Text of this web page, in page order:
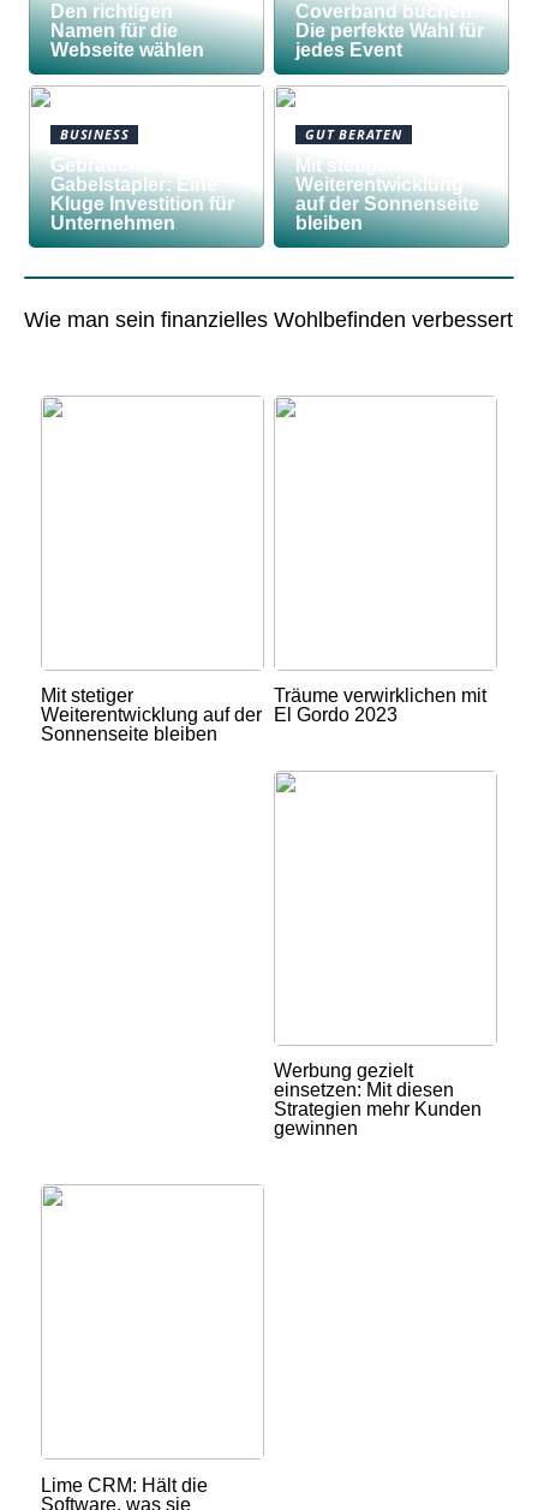
Den richtigen
Namen für die
Webseite wählen
Coverband buchen:
Die perfekte Wahl für
jedes Event
BUSINESS
Gebrauchte
Gabelstapler: Eine
Kluge Investition für
Unternehmen
GUT BERATEN
Mit stetiger
Weiterentwicklung
auf der Sonnenseite
bleiben
Wie man sein finanzielles Wohlbefinden verbessert
Mit stetiger
Weiterentwicklung auf der
Sonnenseite bleiben
Träume verwirklichen mit
El Gordo 2023
Werbung gezielt
einsetzen: Mit diesen
Strategien mehr Kunden
gewinnen
Lime CRM: Hält die
Software, was sie